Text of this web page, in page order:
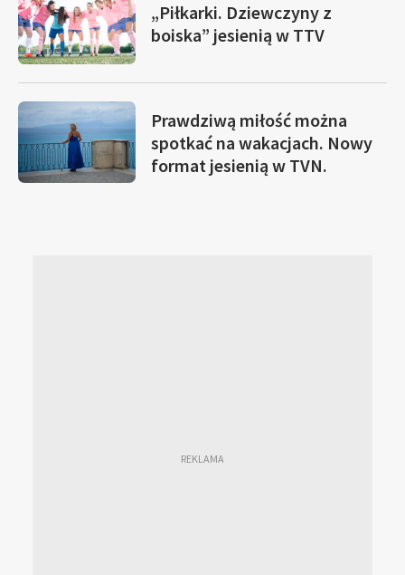
„Piłkarki. Dziewczyny z
boiska” jesienią w TTV
Prawdziwą miłość można
spotkać na wakacjach. Nowy
format jesienią w TVN.